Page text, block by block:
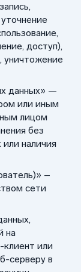
доступ),
уничтожение
данных» —
или иным
лицом
без
или наличия
–
сети
на
клиент или
серверу в